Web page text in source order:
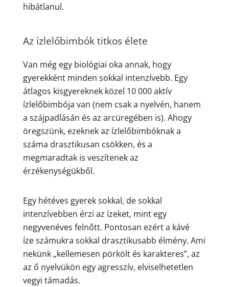
hibátlanul.
Az ízlelőbimbók titkos élete
Van még egy biológiai oka annak, hogy
gyerekként minden sokkal intenzívebb. Egy
átlagos kisgyereknek közel 10 000 aktív
ízlelőbimbója van (nem csak a nyelvén, hanem
a szájpadlásán és az arcüregében is). Ahogy
öregszünk, ezeknek az ízlelőbimbóknak a
száma drasztikusan csökken, és a
megmaradtak is veszítenek az
érzékenységükből.
Egy hétéves gyerek sokkal, de sokkal
intenzívebben érzi az ízeket, mint egy
negyvenéves felnőtt. Pontosan ezért a kávé
íze számukra sokkal drasztikusabb élmény. Ami
nekünk „kellemesen pörkölt és karakteres”, az
az ő nyelvükön egy agresszív, elviselhetetlen
vegyi támadás.